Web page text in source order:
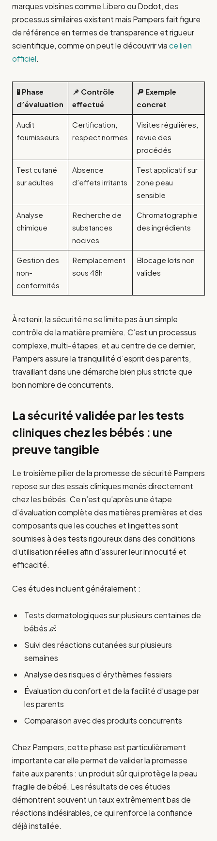
marques voisines comme Libero ou Dodot, des
processus similaires existent mais Pampers fait figure
de référence en termes de transparence et rigueur
scientifique, comme on peut le découvrir viace lien
officiel.
🧪 Phase
d’évaluation
📌 Contrôle
effectué
🔎 Exemple
concret
Audit
fournisseurs
Certification,
respect normes
Visites régulières,
revue des
procédés
Test cutané
sur adultes
Absence
d’effets irritants
Test applicatif sur
zone peau
sensible
Analyse
chimique
Recherche de
substances
nocives
Chromatographie
des ingrédients
Gestion des
non-
conformités
Remplacement
sous 48h
Blocage lots non
valides
À retenir, la sécurité ne se limite pas à un simple
contrôle de la matière première. C’est un processus
complexe, multi-étapes, et au centre de ce dernier,
Pampers assure la tranquillité d’esprit des parents,
travaillant dans une démarche bien plus stricte que
bon nombre de concurrents.
La sécurité validée par les tests
cliniques chez les bébés : une
preuve tangible
Le troisième pilier de la promesse de sécurité Pampers
repose sur des essais cliniques menés directement
chez les bébés. Ce n’est qu’après une étape
d’évaluation complète des matières premières et des
composants que les couches et lingettes sont
soumises à des tests rigoureux dans des conditions
d’utilisation réelles afin d’assurer leur innocuité et
efficacité.
Ces études incluent généralement :
Tests dermatologiques sur plusieurs centaines de
bébés 👶
Suivi des réactions cutanées sur plusieurs
semaines
Analyse des risques d’érythèmes fessiers
Évaluation du confort et de la facilité d’usage par
les parents
Comparaison avec des produits concurrents
Chez Pampers, cette phase est particulièrement
importante car elle permet de valider la promesse
faite aux parents : un produit sûr qui protège la peau
fragile de bébé. Les résultats de ces études
démontrent souvent un taux extrêmement bas de
réactions indésirables, ce qui renforce la confiance
déjà installée.